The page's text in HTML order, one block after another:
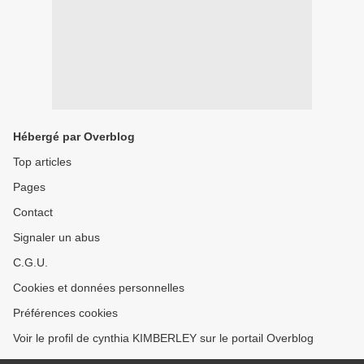
Hébergé par Overblog
Top articles
Pages
Contact
Signaler un abus
C.G.U.
Cookies et données personnelles
Préférences cookies
Voir le profil de cynthia KIMBERLEY sur le portail Overblog